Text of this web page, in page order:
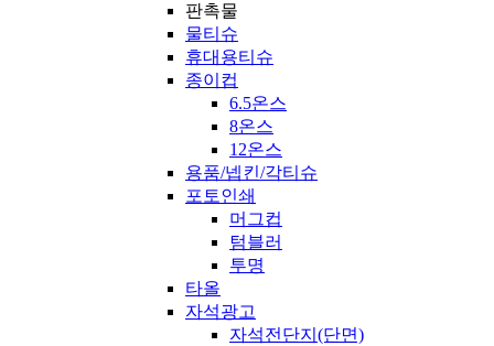
판촉물
물티슈
휴대용티슈
종이컵
6.5온스
8온스
12온스
용품/넵킨/각티슈
포토인쇄
머그컵
텀블러
투명
타올
자석광고
자석전단지(단면)